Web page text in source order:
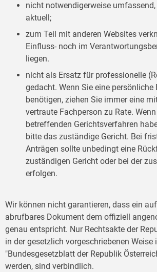
nicht notwendigerweise
aktuell;
zum Teil mit anderen Websites
Einfluss- noch im
liegen.
nicht als Ersatz für professionelle
gedacht. Wenn Sie eine persönliche
benötigen, ziehen Sie immer eine
vertraute Fachperson zu Rate.
betreffenden Gerichtsverfahren
bitte das zuständige Gericht. Bei
Anträgen sollte unbedingt eine
zuständigen Gericht oder bei der
erfolgen.
Wir können nicht garantieren, dass ein
abrufbares Dokument dem offiziell
genau entspricht. Nur Rechtsakte der
in der gesetzlich vorgeschriebenen Weise
"Bundesgesetzblatt der Republik
werden, sind verbindlich.